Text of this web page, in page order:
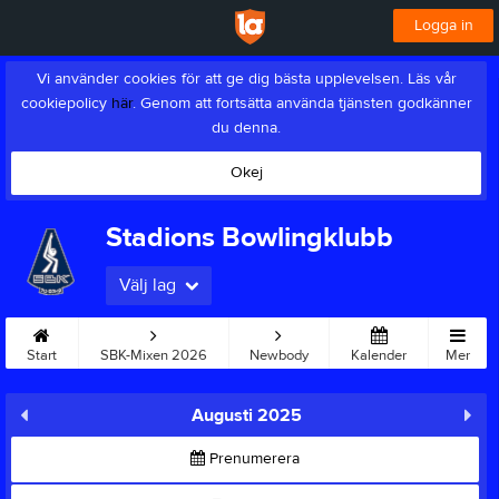
Logga in
Vi använder cookies för att ge dig bästa upplevelsen. Läs vår
cookiepolicy här. Genom att fortsätta använda tjänsten godkänner
du denna.
Okej
Stadions Bowlingklubb
Välj lag
Start SBK-Mixen 2026 Newbody Kalender Mer
Augusti 2025
Prenumerera